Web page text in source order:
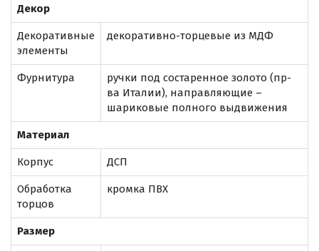
Декор
Декоративные
элементы
декоративно-торцевые из МДФ
Фурнитура
ручки под состаренное золото (пр-
ва Италии), направляющие –
шариковые полного выдвижения
Материал
Корпус ДСП
Обработка
торцов
кромка ПВХ
Размер